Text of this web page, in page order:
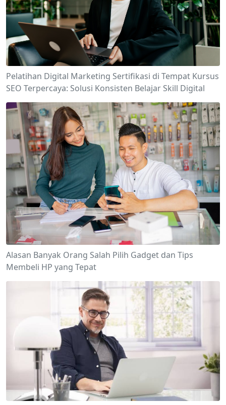
Pelatihan Digital Marketing Sertifikasi di Tempat Kursus
SEO Terpercaya: Solusi Konsisten Belajar Skill Digital
Alasan Banyak Orang Salah Pilih Gadget dan Tips
Membeli HP yang Tepat